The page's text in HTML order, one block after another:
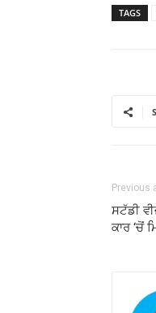
TAGS
Previous
ਸਟੱਡੀ
ਕਾਰ ‘ਚੋਂ